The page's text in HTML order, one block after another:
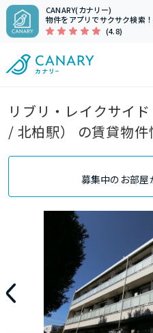
CANARY(カナリー)
物件をアプリでサクサク検索！
(4.8)
リブリ・レイクサイ
/ 北柏駅） の賃貸物件
募集中のお部屋